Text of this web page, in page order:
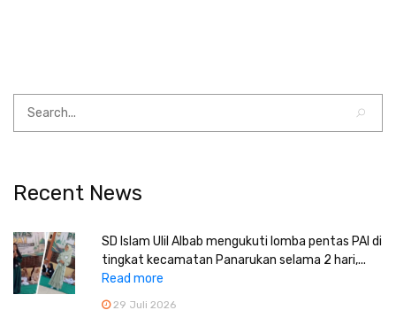
Recent News
SD Islam Ulil Albab mengukuti lomba pentas PAI di
tingkat kecamatan Panarukan selama 2 hari,...
Read more
29 Juli 2026